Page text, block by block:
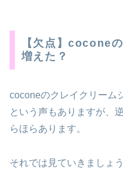
【欠点】cocone
増えた？
coconeのクレイクリーム
という声もありますが、
らほらあります。
それでは見ていきましょう